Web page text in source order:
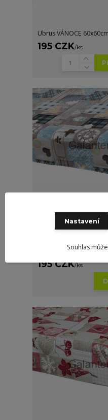
Ubrus VÁNOCE 60x60cm
195 CZK/ks
Ubrus VÁNOCE
195 CZK/ks
Nastavení
Souhlas